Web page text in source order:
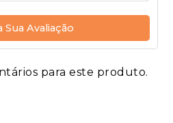
Sua Avaliação
para este produto.